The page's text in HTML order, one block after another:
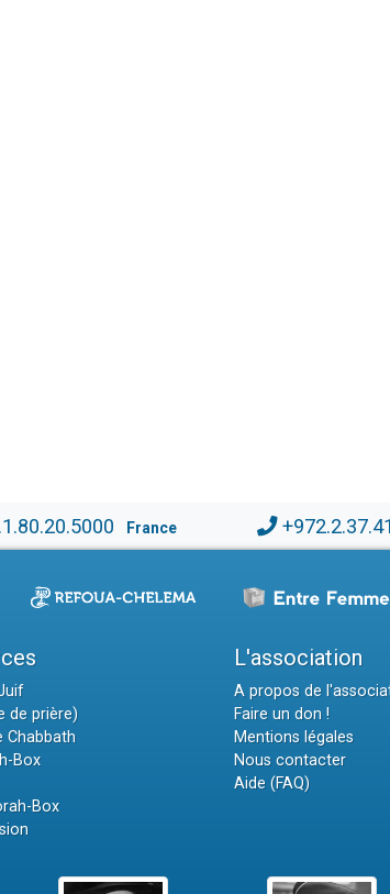
France
de prière)
Chabbath
Box
Box
L'association
A propos de
Faire un don !
Mentions légales
Nous contacter
Aide (FAQ)